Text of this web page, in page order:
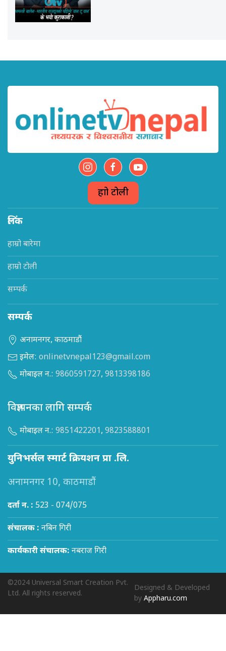
हाम्रो टोली
लिंक
हाम्रो बारेमा
हाम्रो टोली
सम्पर्क
सम्पर्क
अनामनगर, काठमाडौं
इमेल: onlinetvnepal123@gmail.com
मोबाइल न.: 9860591727, 9813398186
विज्ञापनका लागि सम्पर्क
मोबाइल न.: 9851422201, 9823588801
युनिभर्सल स्मार्ट क्रियशन प्रा .लि.
अनामनगर 10, काठमाडौं
दर्ता न. : 523 - 074/075
संचालक : नबिन गिरी
कार्यकारी संचालक: नबराज गिरी
©2024 Universal Smart Creation Pvt.
Ltd. All rights reserved.
Designed & Developed
byAppharu.com